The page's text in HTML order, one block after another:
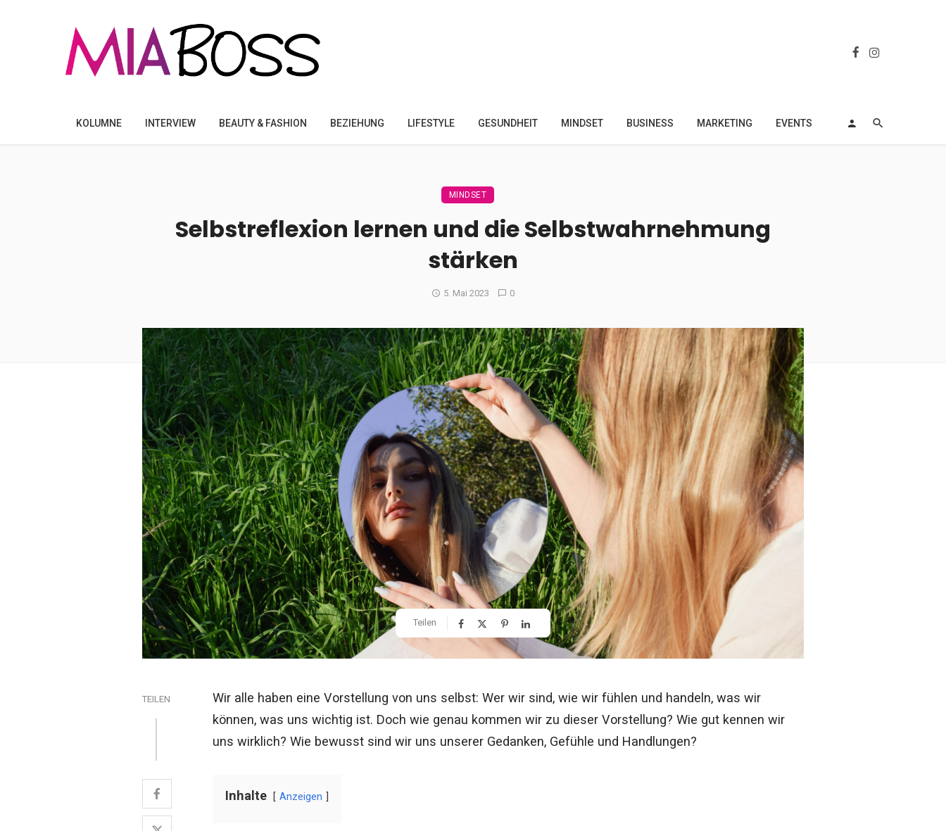
KOLUMNE INTERVIEW BEAUTY & FASHION BEZIEHUNG LIFESTYLE GESUNDHEIT MINDSET BUSINESS MARKETING EVENTS
MINDSET
Selbstreflexion lernen und die Selbstwahrnehmung
stärken
5. Mai 2023 0
Teilen
TEILEN
Wir alle haben eine Vorstellung von uns selbst: Wer wir sind, wie wir fühlen und handeln, was wir
können, was uns wichtig ist. Doch wie genau kommen wir zu dieser Vorstellung? Wie gut kennen wir
uns wirklich? Wie bewusst sind wir uns unserer Gedanken, Gefühle und Handlungen?
Inhalte Anzeigen